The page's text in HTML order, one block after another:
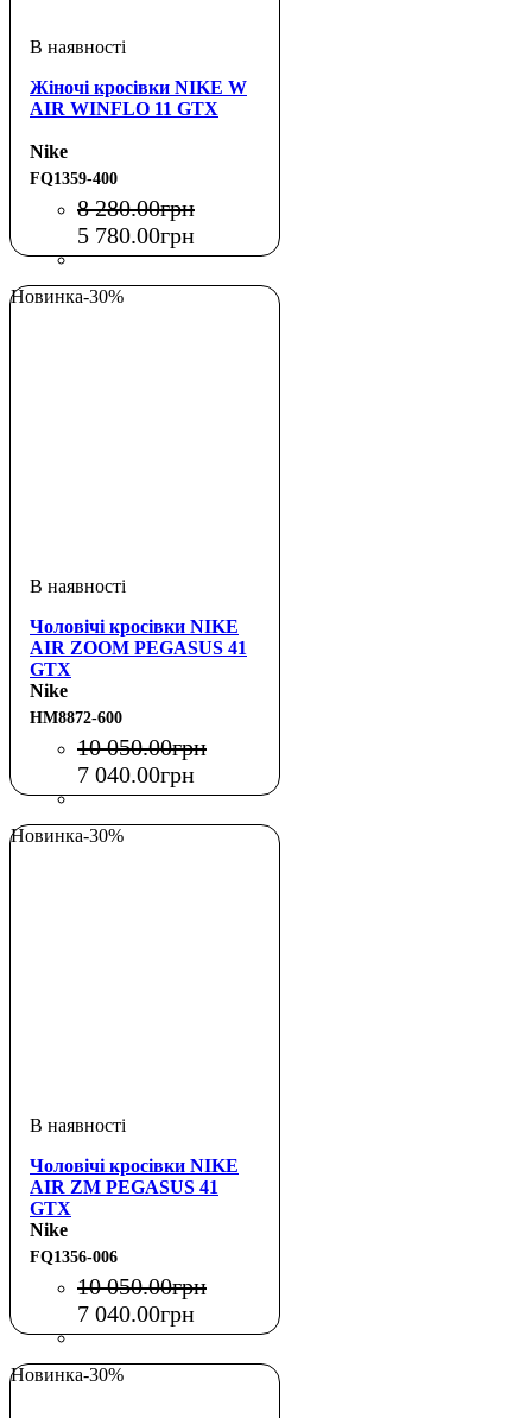
Жіночі кросівки NIKE W
AIR WINFLO 11 GTX
Nike
FQ1359-400
8 280.00грн
5 780.00грн
Новинка-30%
Чоловічі кросівки NIKE
AIR ZOOM PEGASUS 41
GTX
Nike
HM8872-600
10 050.00грн
7 040.00грн
Новинка-30%
Чоловічі кросівки NIKE
AIR ZM PEGASUS 41
GTX
Nike
FQ1356-006
10 050.00грн
7 040.00грн
Новинка-30%